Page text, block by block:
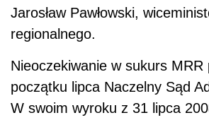
Jarosław Pawłowski,
regionalnego.
Nieoczekiwanie w sukurs MRR
początku lipca Naczelny Sąd
W swoim wyroku z 31 lipca